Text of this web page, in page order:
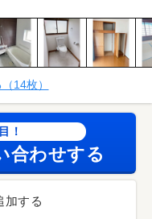
14枚）
！
合わせする
加する